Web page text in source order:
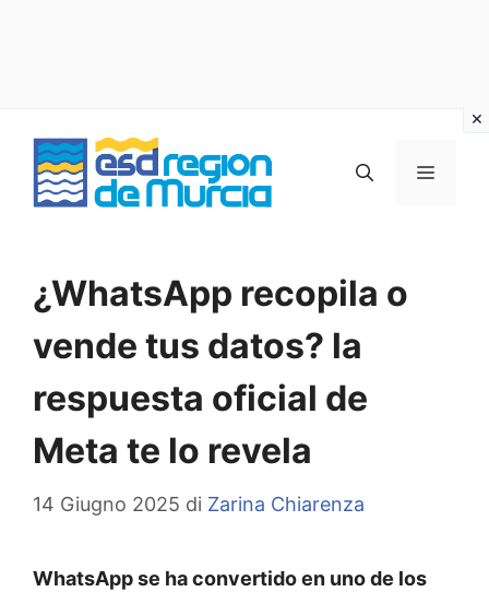
contenuto
MENU
¿WhatsApp recopila o
vende tus datos? la
respuesta oficial de
Meta te lo revela
14 Giugno 2025 di Zarina Chiarenza
WhatsApp se ha convertido en uno de los